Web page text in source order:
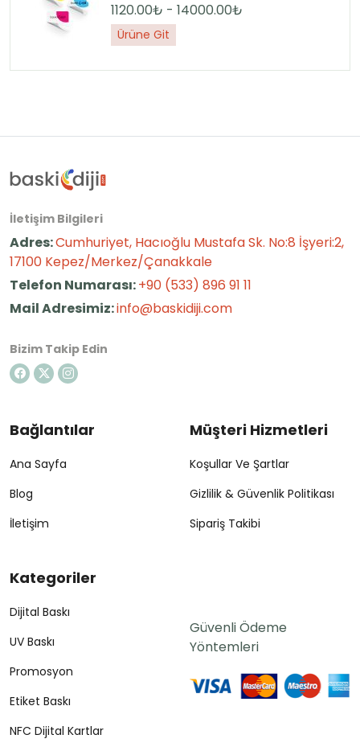
1120.00₺ - 14000.00₺
Ürüne Git
İletişim Bilgileri
Adres:Cumhuriyet, Hacıoğlu Mustafa Sk. No:8 İşyeri:2,
17100 Kepez/Merkez/Çanakkale
Telefon Numarası:+90 (533) 896 91 11
Mail Adresimiz:info@baskidiji.com
Bizim Takip Edin
Bağlantılar
Ana Sayfa
Blog
İletişim
Müşteri Hizmetleri
Koşullar Ve Şartlar
Gizlilik & Güvenlik Politikası
Sipariş Takibi
Kategoriler
Dijital Baskı
UV Baskı
Promosyon
Etiket Baskı
NFC Dijital Kartlar
Güvenli Ödeme
Yöntemleri